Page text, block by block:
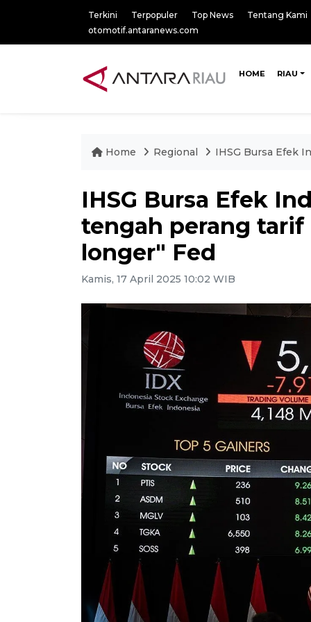
Terkini Terpopuler Top News
Tentang Kami
otomotif.antaranews.com
HOME RIAU
Home Regional IHSG Bursa Efek
IHSG Bursa Efek
tengah perang
longer" Fed
Kamis, 17 April 2025 10:02 WIB